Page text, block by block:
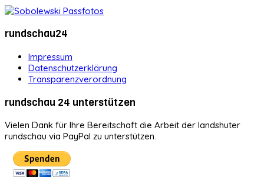
rundschau24
Impressum
Datenschutzerklärung
Transparenzverordnung
rundschau 24 unterstützen
Vielen Dank für Ihre Bereitschaft die Arbeit der landshuter
rundschau via PayPal zu unterstützen.